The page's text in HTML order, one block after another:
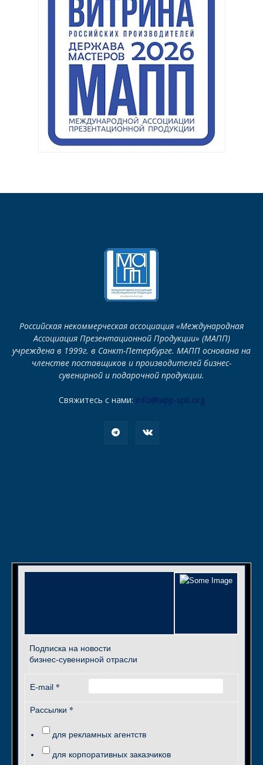
Российская некоммерческая ассоциация «Международная
Ассоциация Презентационной Продукции» (МАПП)
учреждена в 1999г. в Санкт-Петербурге. МАПП основана на
членстве поставщиков и производителей бизнес-
сувенирной и подарочной продукции.
Свяжитесь с нами: info@iapp-spb.org
Подписка на новости
бизнес-сувенирной отрасли
E-mail *
Рассылки *
для рекламных агентств
для корпоративных заказчиков